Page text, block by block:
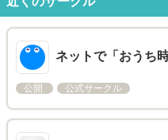
ネットで「おうち
公開 公式サークル